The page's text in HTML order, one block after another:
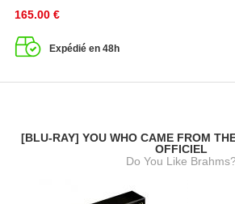
165.00 €
Expédié en 48h
[BLU-RAY] YOU WHO CAME FROM
OFFICIEL
Do You Like Brahms?